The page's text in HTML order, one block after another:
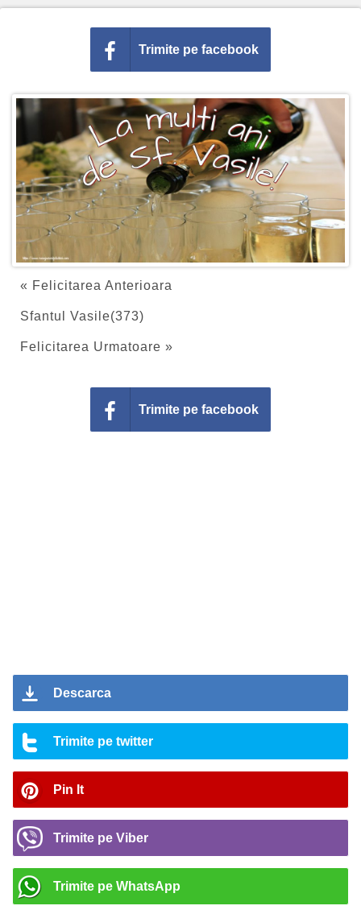
Trimite pe facebook
« Felicitarea Anterioara
Sfantul Vasile(373)
Felicitarea Urmatoare »
Trimite pe facebook
Descarca
Trimite pe twitter
Pin It
Trimite pe Viber
Trimite pe WhatsApp